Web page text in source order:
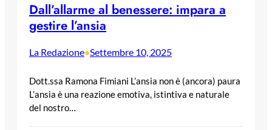
Dall’allarme al benessere: impara a
gestire l’ansia
La Redazione•Settembre 10, 2025
Dott.ssa Ramona Fimiani L’ansia non è (ancora) paura
L’ansia è una reazione emotiva, istintiva e naturale
del nostro…